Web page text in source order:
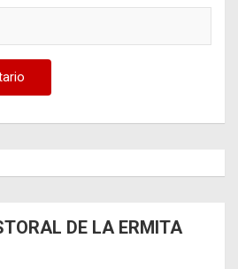
DE LA ERMITA